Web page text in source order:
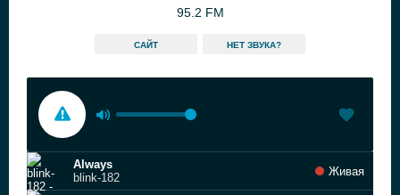
95.2 FM
САЙТ HЕТ ЗВУКА?
Always
blink‐182
Живая